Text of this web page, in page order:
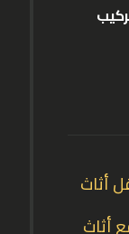
أثاث
أثاث